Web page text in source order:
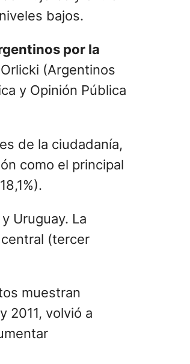
mujeres y entre
bajos.
por la
(Argentinos
y Opinión Pública
de la ciudadanía,
como el principal
Uruguay. La
(tercer
muestran
volvió a